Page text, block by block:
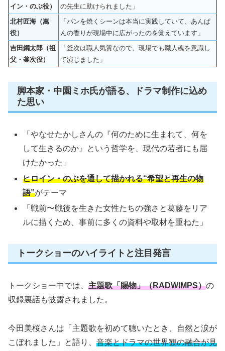
イン・のぶ役）
の先生に助けられました」
北村匠海（嵩
役）
「パンを焼くシーンは本当に実践していて、あんぱ
んの香りが現場中に広がったのを覚えています」
吉田鋼太郎（祖
父・釜次役）
「釜次は職人気質なので、現場でも職人魂を意識し
て演じました」
脚本家・中園ミホ氏が語る、ドラマ制作に込め
た思い
「やなせたかしさんの『何のために生まれて、何を
して生きるのか』という哲学を、現代の若者にも届
けたかった」
ヒロイン・のぶを通して描かれる“希望と再生の物
語”がテーマ
「戦前〜戦後を生きた女性たちの強さと葛藤をリア
ルに描くため、事前に多くの資料や取材を重ねた」
トークショーのハイライトと注目発言
トークショー中では、 主題歌「賜物」（RADWIMPS）の
収録裏話も披露されました。
今田美桜さんは「主題歌を初めて聴いたとき、自然と涙が
こぼれました」と語り、 音楽とドラマの世界観の融合が見